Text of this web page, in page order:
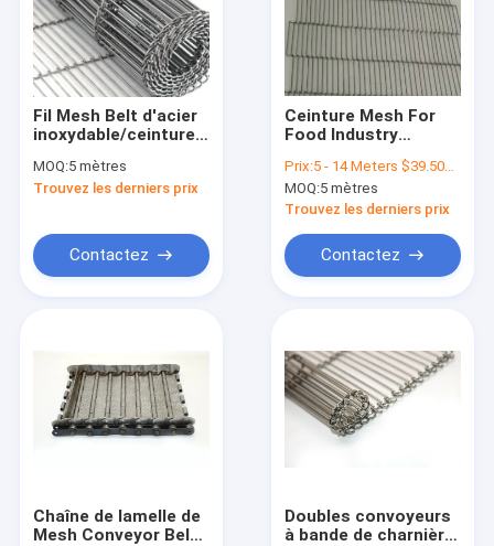
Fil Mesh Belt d'acier
inoxydable/ceinture
fil/bande de
conveyeur
MOQ:5 mètres
Trouvez les derniers prix
Contactez
Ceinture Mesh For
Food Industry
d'acier inoxydable
d'enrobeuse
Prix:5 - 14 Meters $39.50， 15 - 29 Meters $36.50， 30 - 99 Meters $28.60， >=100 Meters $23.80
MOQ:5 mètres
Trouvez les derniers prix
Contactez
Chaîne de lamelle de
Mesh Conveyor Belt
Doubles convoyeurs
à bande de charnière